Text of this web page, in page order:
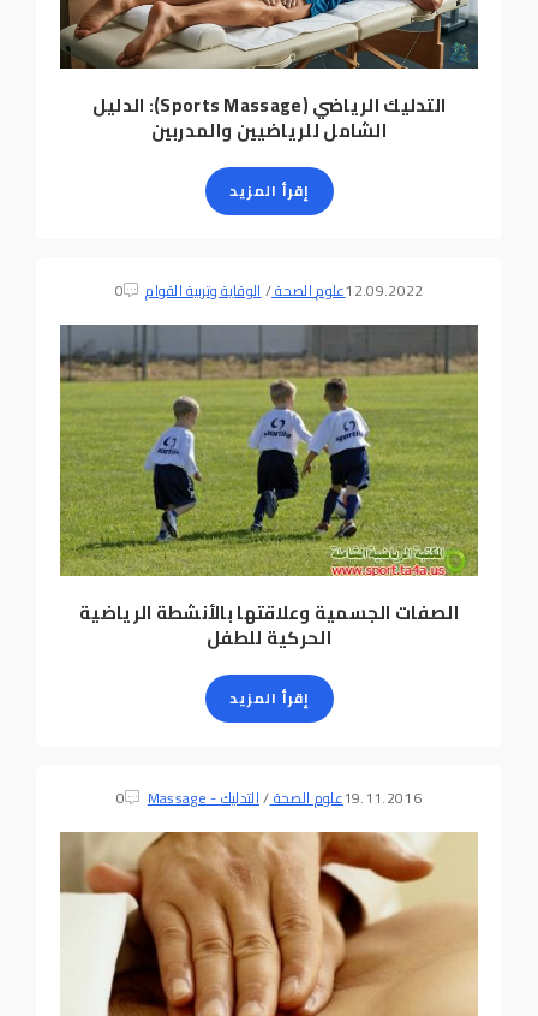
التدليك الرياضي (Sports Massage): الدليل
الشامل للرياضيين والمدربين
إقرأ المزيد
12.09.2022علوم الصحة/الوقاية وتربية القوام 0
الصفات الجسمية وعلاقتها بالأنشطة الرياضية
الحركية للطفل
إقرأ المزيد
19.11.2016علوم الصحة/التدليك - Massage 0